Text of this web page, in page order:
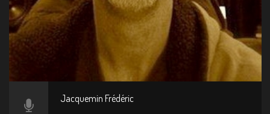
Jacquemin Frédéric